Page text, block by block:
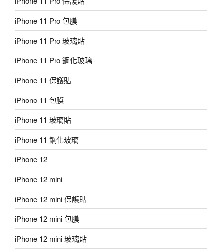
iPhone 11 Pro 包膜
iPhone 11 Pro 玻璃貼
iPhone 11 Pro 鋼化玻璃
iPhone 11 保護貼
iPhone 11 包膜
iPhone 11 玻璃貼
iPhone 11 鋼化玻璃
iPhone 12
iPhone 12 mini
iPhone 12 mini 保護貼
iPhone 12 mini 包膜
iPhone 12 mini 玻璃貼